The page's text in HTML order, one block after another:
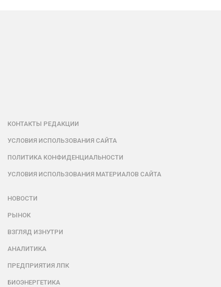
КОНТАКТЫ РЕДАКЦИИ
УСЛОВИЯ ИСПОЛЬЗОВАНИЯ САЙТА
ПОЛИТИКА КОНФИДЕНЦИАЛЬНОСТИ
УСЛОВИЯ ИСПОЛЬЗОВАНИЯ МАТЕРИАЛОВ САЙТА
НОВОСТИ
РЫНОК
ВЗГЛЯД ИЗНУТРИ
АНАЛИТИКА
ПРЕДПРИЯТИЯ ЛПК
БИОЭНЕРГЕТИКА